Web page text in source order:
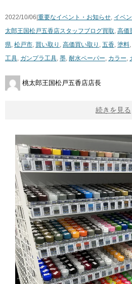
2022/10/06| 重要なイベント・お知らせ, イベ
太郎王国松戸五香店スタッフブログ買取, 高価
県, 松戸市, 買い取り , 高価買い取り , 五香, 塗料,
工具, ガンプラ工具, 墨, 耐水ペーパー, カラー,
桃太郎王国松戸五香店店長
続きを見る